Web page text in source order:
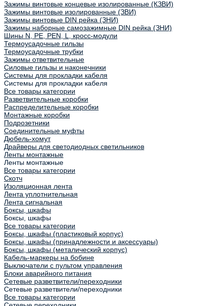
Зажимы винтовые концевые изолированные (КЗВИ)
Зажимы винтовые изолированные (ЗВИ)
Зажимы винтовые DIN рейка (ЗНИ)
Зажимы наборные самозажимные DIN рейка (ЗНИ)
Шины N, PE, PEN, L, кросс-модули
Термоусадочные гильзы
Термоусадочные трубки
Зажимы ответвительные
Силовые гильзы и наконечники
Системы для прокладки кабеля
Системы для прокладки кабеля
Все товары категории
Разветвительные коробки
Распределительные коробки
Монтажные коробки
Подрозетники
Соединительные муфты
Дюбель-хомут
Драйверы для светодиодных светильников
Ленты монтажные
Ленты монтажные
Все товары категории
Скотч
Изоляционная лента
Лента уплотнительная
Лента сигнальная
Боксы, шкафы
Боксы, шкафы
Все товары категории
Боксы, шкафы (пластиковый корпус)
Боксы, шкафы (принадлежности и аксессуары)
Боксы, шкафы (металический корпус)
Кабель-маркеры на бобине
Выключатели с пультом управления
Блоки аварийного питания
Сетевые разветвители/переходники
Сетевые разветвители/переходники
Все товары категории